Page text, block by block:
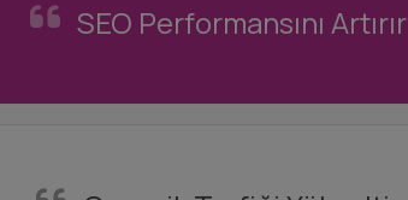
SEO Performansını Artırır